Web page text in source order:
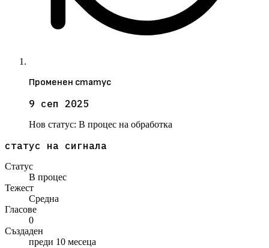
Променен статус
9 сеп 2025
Нов статус: В процес на обработка
статус на сигнала
Статус
В процес
Тежест
Средна
Гласове
0
Създаден
преди 10 месеца